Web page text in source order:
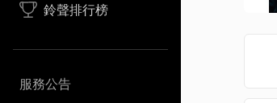
鈴聲排行榜
服務公告